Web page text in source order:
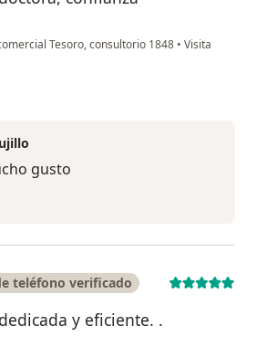
Tesoro, consultorio 1848 • Visita
Monsalve
gusto
teléfono verificado
y eficiente. .